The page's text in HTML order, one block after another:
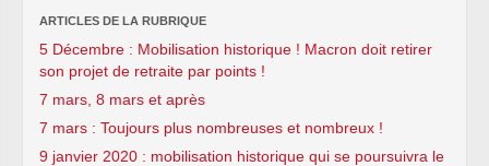
ARTICLES DE LA RUBRIQUE
5 Décembre : Mobilisation historique ! Macron doit retirer
son projet de retraite par points !
7 mars, 8 mars et après
7 mars : Toujours plus nombreuses et nombreux !
9 janvier 2020 : mobilisation historique qui se poursuivra le